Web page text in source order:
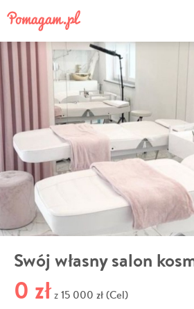
Swój własny salon
0 zł z 15 000 zł (Cel)